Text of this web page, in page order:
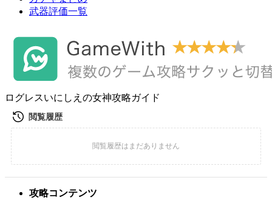
武器評価一覧
ログレスいにしえの女神攻略ガイド
攻略コンテンツ